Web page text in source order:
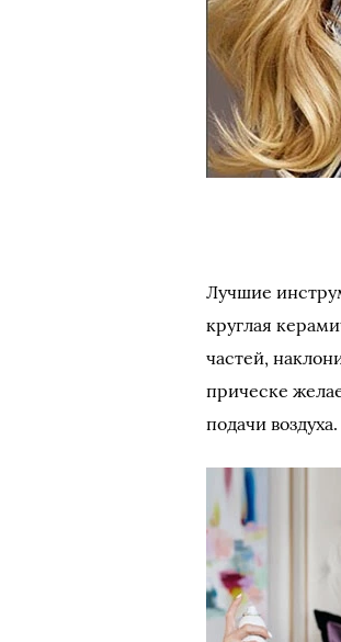
Лучшие
круглая
частей,
прическе
подачи